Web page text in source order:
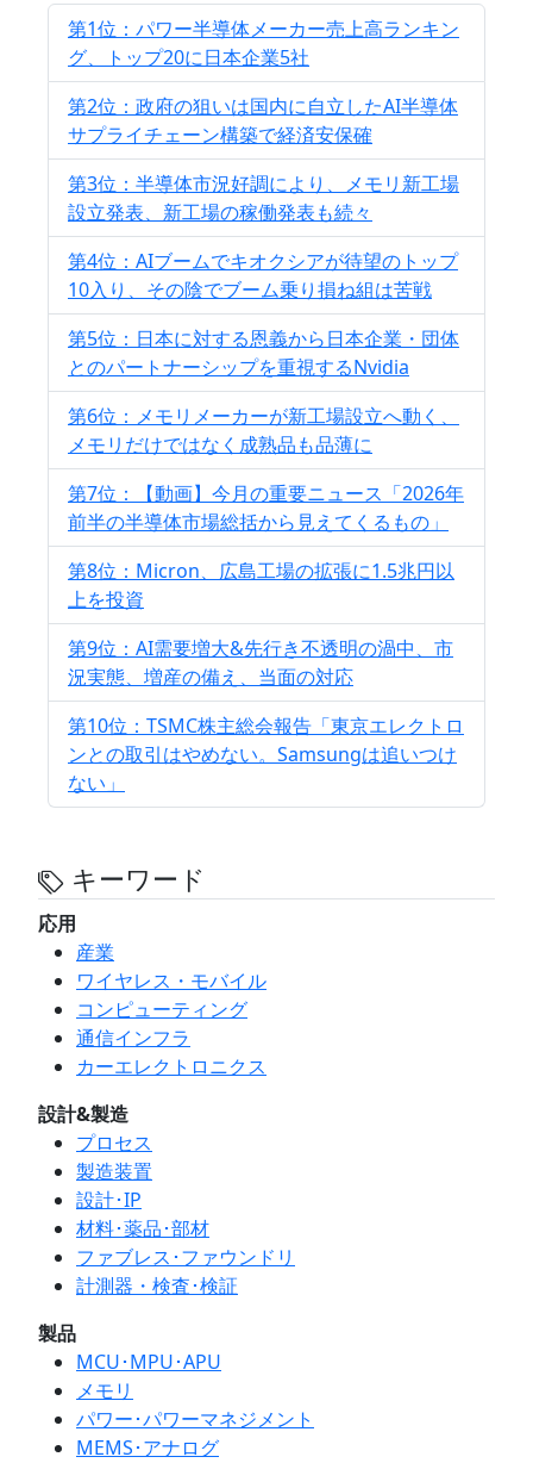
第1位：パワー半導体メーカー売上高ランキン
グ、トップ20に日本企業5社
第2位：政府の狙いは国内に自立したAI半導体
サプライチェーン構築で経済安保確
第3位：半導体市況好調により、メモリ新工場
設立発表、新工場の稼働発表も続々
第4位：AIブームでキオクシアが待望のトップ
10入り、その陰でブーム乗り損ね組は苦戦
第5位：日本に対する恩義から日本企業・団体
とのパートナーシップを重視するNvidia
第6位：メモリメーカーが新工場設立へ動く、
メモリだけではなく成熟品も品薄に
第7位：【動画】今月の重要ニュース「2026年
前半の半導体市場総括から見えてくるもの」
第8位：Micron、広島工場の拡張に1.5兆円以
上を投資
第9位：AI需要増大&先行き不透明の渦中、市
況実態、増産の備え、当面の対応
第10位：TSMC株主総会報告「東京エレクトロ
ンとの取引はやめない。Samsungは追いつけ
ない」
キーワード
応用
産業
ワイヤレス・モバイル
コンピューティング
通信インフラ
カーエレクトロニクス
設計&製造
プロセス
製造装置
設計･IP
材料･薬品･部材
ファブレス･ファウンドリ
計測器・検査･検証
製品
MCU･MPU･APU
メモリ
パワー･パワーマネジメント
MEMS･アナログ